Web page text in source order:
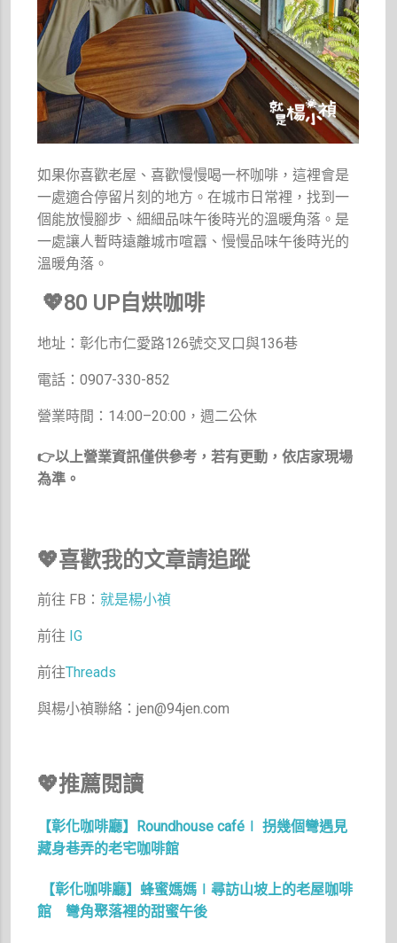
如果你喜歡老屋、喜歡慢慢喝一杯咖啡，這裡會是
一處適合停留片刻的地方。在城市日常裡，找到一
個能放慢腳步、細細品味午後時光的溫暖角落。是
一處讓人暫時遠離城市喧囂、慢慢品味午後時光的
溫暖角落。
💖80 UP自烘咖啡
地址：彰化市仁愛路126號交叉口與136巷
電話：0907-330-852
營業時間：14:00–20:00，週二公休
👉以上營業資訊僅供參考，若有更動，依店家現場
為準。
💖喜歡我的文章請追蹤
前往 FB：就是楊小禎
前往 IG
前往Threads
與楊小禎聯絡：jen@94jen.com
💖推薦閱讀
【彰化咖啡廳】Roundhouse café∣ 拐幾個彎遇見
藏身巷弄的老宅咖啡館
【彰化咖啡廳】蜂蜜媽媽∣尋訪山坡上的老屋咖啡
館 彎角聚落裡的甜蜜午後